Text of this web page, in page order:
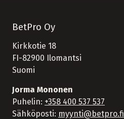
BetPro Oy
Kirkkotie 18
FI-82900 Ilomantsi
Suomi
Jorma Mononen
Puhelin: +358 400 537 537
Sähköposti: myynti@betpro.fi